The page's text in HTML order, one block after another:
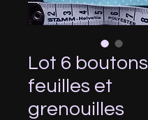
Lot 6 boutons
feuilles et
grenouilles